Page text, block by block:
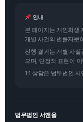
안내
본 페이지는 개인회생
개별 사건의 법률자문
진행 결과는 개별 사실
으며, 단정적 표현이
1:1 상담은 법무법인
법무법인 서앤율